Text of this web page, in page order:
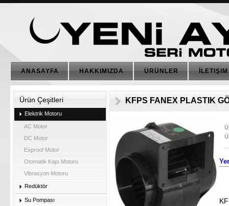
ANASAYFA HAKKIMIZDA ÜRÜNLER İLETIŞIM
Ürün Çeşitleri
Elektrik Motoru
AC Motor
DC Motor
Exproof Motor
Otomatik Kapı Motoru
Vibrasyon Motoru
Redüktör
Su Pompası
KFPS FANEX PLASTIK